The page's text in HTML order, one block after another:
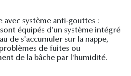
avec système anti-gouttes :
équipés d'un système intégré
de s'accumuler sur la nappe,
de fuites ou
de la bâche par l'humidité.